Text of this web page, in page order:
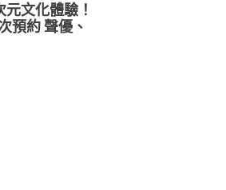
文化體驗！
預約 聲優、